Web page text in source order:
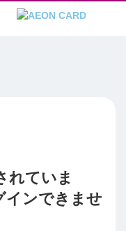
れていま
インできませ